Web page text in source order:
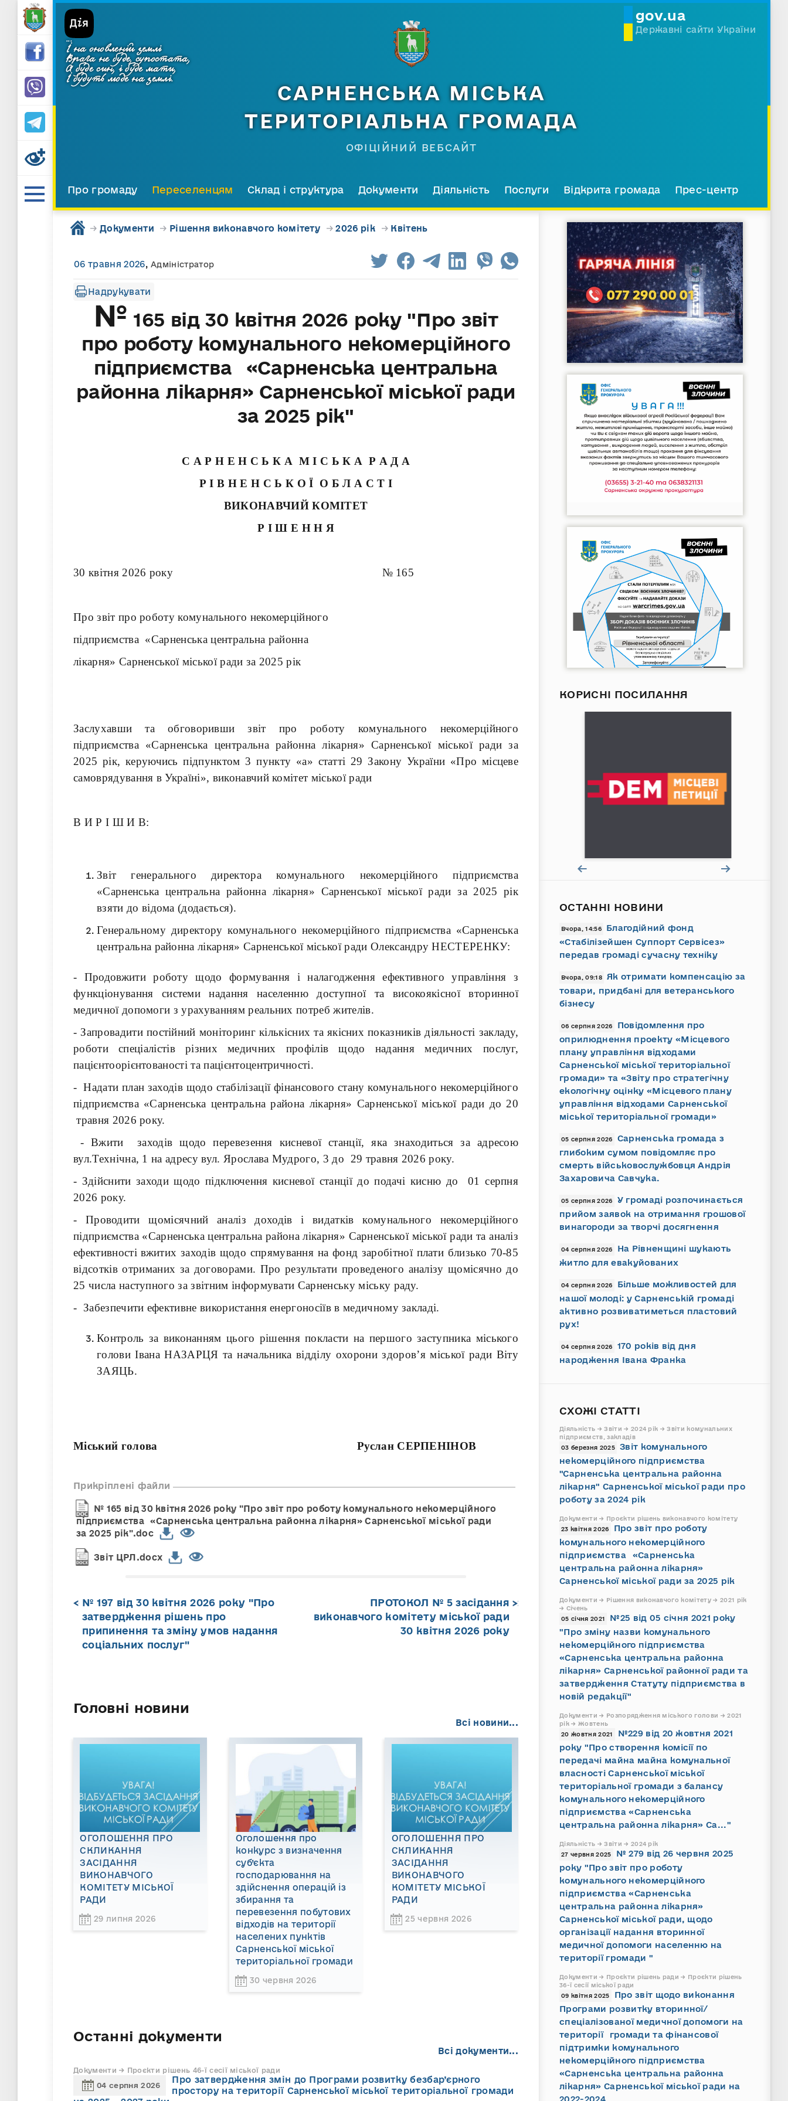
gov.ua
Державні сайти України
...
І на оновленій землі
Врага не буде, супостата,
А буде син, і буде мати,
І будуть люде на землі.
САРНЕНСЬКА МІСЬКА
ТЕРИТОРІАЛЬНА ГРОМАДА
ОФІЦІЙНИЙ ВЕБСАЙТ
Про громаду Переселенцям Склад і структура Документи Діяльність Послуги Відкрита громада Прес-центр
→ Документи → Рішення виконавчого комітету →2026 рік→ Квітень
06 травня 2026,Адміністратор
Надрукувати
№ 165 від 30 квітня 2026 року "Про звіт
про роботу комунального некомерційного
підприємства «Сарненська центральна
районна лікарня» Сарненської міської ради
за 2025 рік"
С А Р Н Е Н С Ь К А М І С Ь К А Р А Д А
Р І В Н Е Н С Ь К О Ї О Б Л А С Т І
ВИКОНАВЧИЙ КОМІТЕТ
Р І Ш Е Н Н Я
30 квітня 2026 року № 165
Про звіт про роботу комунального некомерційного
підприємства «Сарненська центральна районна
лікарня» Сарненської міської ради за 2025 рік
Заслухавши та обговоривши звіт про роботу комунального некомерційного
підприємства «Сарненська центральна районна лікарня» Сарненської міської ради за
2025 рік, керуючись підпунктом 3 пункту «а» статті 29 Закону України «Про місцеве
самоврядування в Україні», виконавчий комітет міської ради
В И Р І Ш И В:
Звіт генерального директора комунального некомерційного підприємства
«Сарненська центральна районна лікарня» Сарненської міської ради за 2025 рік
взяти до відома (додається).
Генеральному директору комунального некомерційного підприємства «Сарненська
центральна районна лікарня» Сарненської міської ради Олександру НЕСТЕРЕНКУ:
- Продовжити роботу щодо формування і налагодження ефективного управління з
функціонування системи надання населенню доступної та високоякісної вторинної
медичної допомоги з урахуванням реальних потреб жителів.
- Запровадити постійний моніторинг кількісних та якісних показників діяльності закладу,
роботи спеціалістів різних медичних профілів щодо надання медичних послуг,
пацієнтоорієнтованості та пацієнтоцентричності.
- Надати план заходів щодо стабілізації фінансового стану комунального некомерційного
підприємства «Сарненська центральна района лікарня» Сарненської міської ради до 20
травня 2026 року.
- Вжити заходів щодо перевезення кисневої станції, яка знаходиться за адресою
вул.Технічна, 1 на адресу вул. Ярослава Мудрого, 3 до 29 травня 2026 року.
- Здійснити заходи щодо підключення кисневої станції до подачі кисню до 01 серпня
2026 року.
- Проводити щомісячний аналіз доходів і видатків комунального некомерційного
підприємства «Сарненська центральна района лікарня» Сарненської міської ради та аналіз
ефективності вжитих заходів щодо спрямування на фонд заробітної плати близько 70-85
відсотків отриманих за договорами. Про результати проведеного аналізу щомісячно до
25 числа наступного за звітним інформувати Сарненську міську раду.
- Забезпечити ефективне використання енергоносіїв в медичному закладі.
Контроль за виконанням цього рішення покласти на першого заступника міського
голови Івана НАЗАРЦЯ та начальника відділу охорони здоров’я міської ради Віту
ЗАЯЦЬ.
Міський голова Руслан СЕРПЕНІНОВ
Прикріплені файли
№ 165 від 30 квітня 2026 року "Про звіт про роботу комунального некомерційного
підприємства «Сарненська центральна районна лікарня» Сарненської міської ради
за 2025 рік".doc
Звіт ЦРЛ.docx
№ 197 від 30 квітня 2026 року "Про
затвердження рішень про
припинення та зміну умов надання
соціальних послуг"
ПРОТОКОЛ № 5 засідання
виконавчого комітету міської ради
30 квітня 2026 року
Головні новини
Всі новини...
ОГОЛОШЕННЯ ПРО
СКЛИКАННЯ
ЗАСІДАННЯ
ВИКОНАВЧОГО
КОМІТЕТУ МІСЬКОЇ
РАДИ
29 липня 2026
Оголошення про
конкурс з визначення
суб’єкта
господарювання на
здійснення операцій із
збирання та
перевезення побутових
відходів на території
населених пунктів
Сарненської міської
територіальної громади
30 червня 2026
ОГОЛОШЕННЯ ПРО
СКЛИКАННЯ
ЗАСІДАННЯ
ВИКОНАВЧОГО
КОМІТЕТУ МІСЬКОЇ
РАДИ
25 червня 2026
Останні документи
Всі документи...
Документи → Проєкти рішень 46-ї сесії міської ради
04 серпня 2026
Про затвердження змін до Програми розвитку безбар’єрного
простору на території Сарненської міської територіальної громади
КОРИСНІ ПОСИЛАННЯ
ОСТАННІ НОВИНИ
Вчора, 14:56
Благодійний фонд
«Стабілізейшен Суппорт Сервісез»
передав громаді сучасну техніку
Вчора, 09:18
Як отримати компенсацію за
товари, придбані для ветеранського
бізнесу
06 серпня 2026
Повідомлення про
оприлюднення проекту «Місцевого
плану управління відходами
Сарненської міської територіальної
громади» та «Звіту про стратегічну
екологічну оцінку «Місцевого плану
управління відходами Сарненської
міської територіальної громади»
05 серпня 2026
Сарненська громада з
глибоким сумом повідомляє про
смерть військовослужбовця Андрія
Захаровича Савчука.
05 серпня 2026
У громаді розпочинається
прийом заявок на отримання грошової
винагороди за творчі досягнення
04 серпня 2026
На Рівненщині шукають
житло для евакуйованих
04 серпня 2026
Більше можливостей для
нашої молоді: у Сарненській громаді
активно розвиватиметься пластовий
рух!
04 серпня 2026
170 років від дня
народження Івана Франка
СХОЖІ СТАТТІ
Діяльність → Звіти → 2024 рік → Звіти комунальних
підприємств, закладів
03 березня 2025
Звіт комунального
некомерційного підприємства
"Сарненська центральна районна
лікарня" Сарненської міської ради про
роботу за 2024 рік
Документи → Проєкти рішень виконавчого комітету
23 квітня 2026
Про звіт про роботу
комунального некомерційного
підприємства «Сарненська
центральна районна лікарня»
Сарненської міської ради за 2025 рік
Документи → Рішення виконавчого комітету → 2021 рік
→ Січень
05 січня 2021
№25 від 05 січня 2021 року
"Про зміну назви комунального
некомерційного підприємства
«Сарненська центральна районна
лікарня» Сарненської районної ради та
затвердження Статуту підприємства в
новій редакції"
Документи → Розпорядження міського голови → 2021
рік → Жовтень
20 жовтня 2021
№229 від 20 жовтня 2021
року "Про створення комісії по
передачі майна майна комунальної
власності Сарненської міської
територіальної громади з балансу
комунального некомерційного
підприємства «Сарненська
центральна районна лікарня» Са..."
Діяльність → Звіти → 2024 рік
27 червня 2025
№ 279 від 26 червня 2025
року "Про звіт про роботу
комунального некомерційного
підприємства «Сарненська
центральна районна лікарня»
Сарненської міської ради, щодо
організації надання вторинної
медичної допомоги населенню на
території громади "
Документи → Проєкти рішень ради → Проєкти рішень
36-ї сесії міської ради
09 квітня 2025
Про звіт щодо виконання
Програми розвитку вторинної/
спеціалізованої медичної допомоги на
території громади та фінансової
підтримки комунального
некомерційного підприємства
«Сарненська центральна районна
лікарня» Сарненської міської ради на
2022-2024